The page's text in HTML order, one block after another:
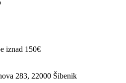
iznad 150€
283, 22000 Šibenik